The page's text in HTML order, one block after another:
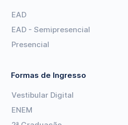
EAD
EAD - Semipresencial
Presencial
Formas de Ingresso
Vestibular Digital
ENEM